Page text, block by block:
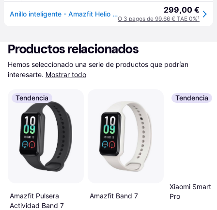
Anillo inteligente - Amazfit Helio Ring, 18.5 mAh, Talla 10, 10 ATM, 4 días Autonomía, Titanio 299,00 €
O 3 pagos de 99,66 € TAE 0%¹
Productos relacionados
Hemos seleccionado una serie de productos que podrían
interesarte. Mostrar todo
Tendencia
Amazfit Pulsera
Actividad Band 7
Amazfit Band 7
Tendencia
Xiaomi Smart
Pro